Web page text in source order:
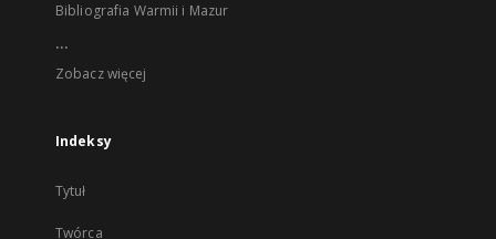
Bibliografia Warmii i Mazur
...
Zobacz więcej
Indeksy
Tytuł
Twórca